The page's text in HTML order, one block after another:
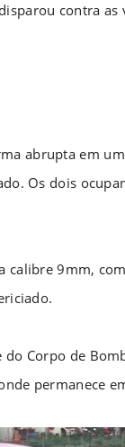
contra
abrupta em
Os dois
9mm,
Corpo de
permanece